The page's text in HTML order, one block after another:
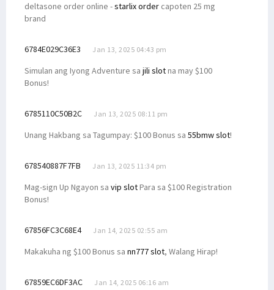
deltasone order online -starlix order capoten 25 mg
brand
6784E029C36E3 Jan 13, 2025 04:43 pm
Simulan ang Iyong Adventure sa jili slotna may $100
Bonus!
6785110C50B2C Jan 13, 2025 08:11 pm
Unang Hakbang sa Tagumpay: $100 Bonus sa 55bmw slot!
678540887F7FB Jan 13, 2025 11:34 pm
Mag-sign Up Ngayon sa vip slotPara sa $100 Registration
Bonus!
67856FC3C68E4 Jan 14, 2025 02:55 am
Makakuha ng $100 Bonus sa nn777 slot, Walang Hirap!
67859EC6DF3AC Jan 14, 2025 06:16 am